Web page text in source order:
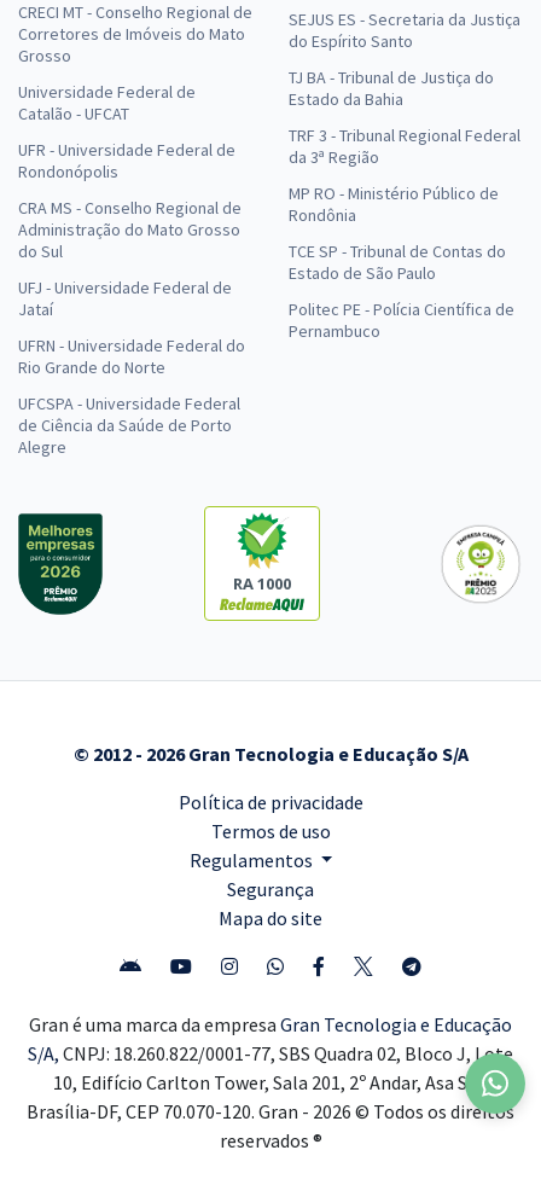
CRECI MT - Conselho Regional de
Corretores de Imóveis do Mato
Grosso
Universidade Federal de
Catalão - UFCAT
UFR - Universidade Federal de
Rondonópolis
CRA MS - Conselho Regional de
Administração do Mato Grosso
do Sul
UFJ - Universidade Federal de
Jataí
UFRN - Universidade Federal do
Rio Grande do Norte
UFCSPA - Universidade Federal
de Ciência da Saúde de Porto
Alegre
SEJUS ES - Secretaria da Justiça
do Espírito Santo
TJ BA - Tribunal de Justiça do
Estado da Bahia
TRF 3 - Tribunal Regional Federal
da 3ª Região
MP RO - Ministério Público de
Rondônia
TCE SP - Tribunal de Contas do
Estado de São Paulo
Politec PE - Polícia Científica de
Pernambuco
RA 1000
© 2012 - 2026 Gran Tecnologia e Educação S/A
Política de privacidade
Termos de uso
Regulamentos
Segurança
Mapa do site
Gran é uma marca da empresa Gran Tecnologia e Educação
S/A, CNPJ: 18.260.822/0001-77, SBS Quadra 02, Bloco J, Lote
10, Edifício Carlton Tower, Sala 201, 2º Andar, Asa Sul,
Brasília-DF, CEP 70.070-120. Gran - 2026 © Todos os direitos
reservados ®